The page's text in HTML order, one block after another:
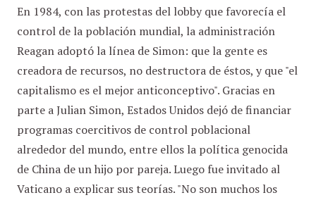
En 1984, con las protestas del lobby que favorecía el
control de la población mundial, la administración
Reagan adoptó la línea de Simon: que la gente es
creadora de recursos, no destructora de éstos, y que "el
capitalismo es el mejor anticonceptivo". Gracias en
parte a Julian Simon, Estados Unidos dejó de financiar
programas coercitivos de control poblacional
alrededor del mundo, entre ellos la política genocida
de China de un hijo por pareja. Luego fue invitado al
Vaticano a explicar sus teorías. "No son muchos los